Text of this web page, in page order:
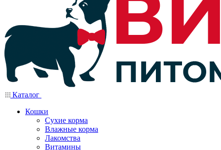
Каталог
Кошки
Сухие корма
Влажные корма
Лакомства
Витамины